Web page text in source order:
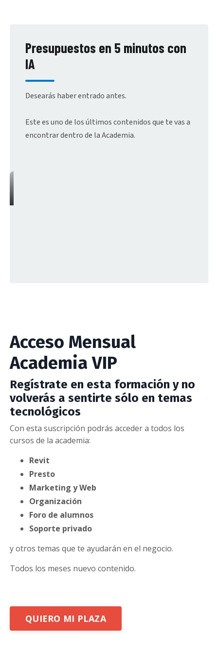
Presupuestos en 5 minutos con
IA
Desearás haber entrado antes.
Este es uno de los últimos contenidos que te vas a
encontrar dentro de la Academia.
Acceso Mensual
Academia VIP
Regístrate en esta formación y no
volverás a sentirte sólo en temas
tecnológicos
Con esta suscripción podrás acceder a todos los
cursos de la academia:
Revit
Presto
Marketing y Web
Organización
Foro de alumnos
Soporte privado
y otros temas que te ayudarán en el negocio.
Todos los meses nuevo contenido.
QUIERO MI PLAZA